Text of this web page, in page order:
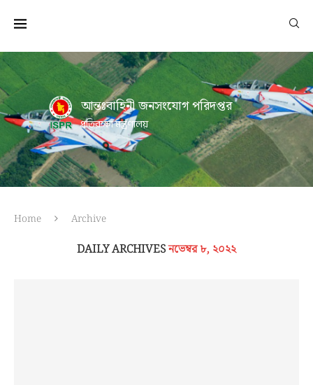
আন্তঃবাহিনী জনসংযোগ পরিদপ্তর
প্রতিরক্ষা মন্ত্রণালয়
Home Archive
DAILY ARCHIVESনভেম্বর ৮, ২০২২